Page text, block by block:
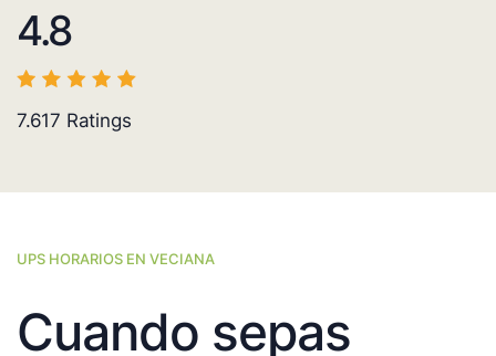
4.8
7.617 Ratings
UPS HORARIOS EN VECIANA
Cuando sepas